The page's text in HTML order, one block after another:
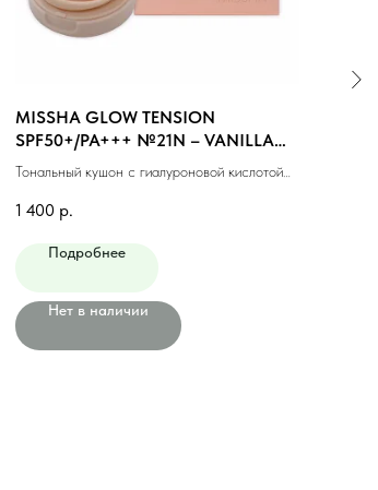
MISSHA GLOW TENSION
SPF50+/PA+++ №21N – VANILLA
(NEUTRAL) (15gr)
Тональный кушон с гиалуроновой кислотой
1 400 р.
Подробнее
Нет в наличии